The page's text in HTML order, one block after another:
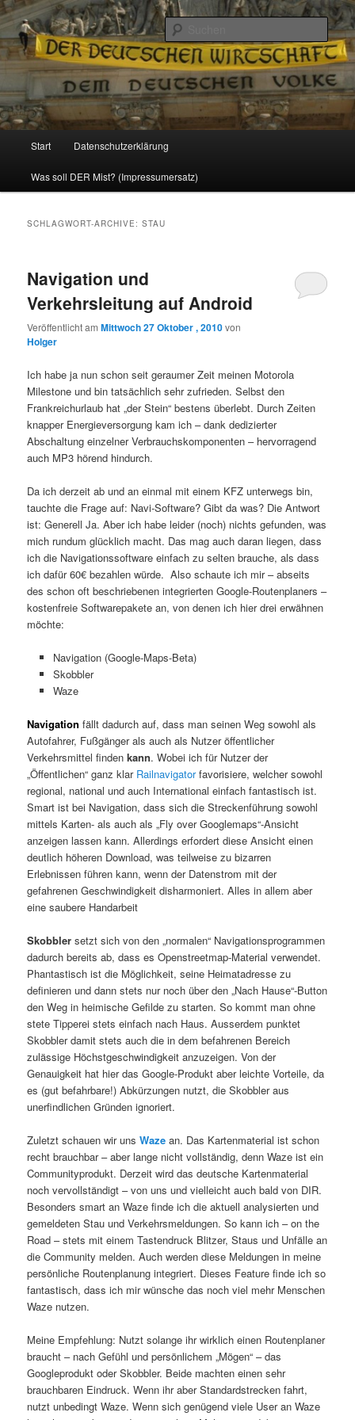
Reizzentrum
Politik, Wirtschaft, Soziales und Gesellschaft
Zum
Inhalt
Zum
sekundären
Start Datenschutzerklärung
Was soll DER Mist? (Impressumersatz)
SCHLAGWORT-ARCHIVE:STAU
Navigation und
Verkehrsleitung auf Android
Veröffentlicht amMittwoch 27 Oktober , 2010von
Holger
Ich habe ja nun schon seit geraumer Zeit meinen Motorola
Milestone und bin tatsächlich sehr zufrieden. Selbst den
Frankreichurlaub hat „der Stein“ bestens überlebt. Durch Zeiten
knapper Energieversorgung kam ich – dank dedizierter
Abschaltung einzelner Verbrauchskomponenten – hervorragend
auch MP3 hörend hindurch.
Da ich derzeit ab und an einmal mit einem KFZ unterwegs bin,
tauchte die Frage auf: Navi-Software? Gibt da was? Die Antwort
ist: Generell Ja. Aber ich habe leider (noch) nichts gefunden, was
mich rundum glücklich macht. Das mag auch daran liegen, dass
ich die Navigationssoftware einfach zu selten brauche, als dass
ich dafür 60€ bezahlen würde. Also schaute ich mir – abseits
des schon oft beschriebenen integrierten Google-Routenplaners –
kostenfreie Softwarepakete an, von denen ich hier drei erwähnen
möchte:
Navigation (Google-Maps-Beta)
Skobbler
Waze
Navigation fällt dadurch auf, dass man seinen Weg sowohl als
Autofahrer, Fußgänger als auch als Nutzer öffentlicher
Verkehrsmittel findenkann. Wobei ich für Nutzer der
„Öffentlichen“ ganz klar Railnavigatorfavorisiere, welcher sowohl
regional, national und auch International einfach fantastisch ist.
Smart ist bei Navigation, dass sich die Streckenführung sowohl
mittels Karten- als auch als „Fly over Googlemaps“-Ansicht
anzeigen lassen kann. Allerdings erfordert diese Ansicht einen
deutlich höheren Download, was teilweise zu bizarren
Erlebnissen führen kann, wenn der Datenstrom mit der
gefahrenen Geschwindigkeit disharmoniert. Alles in allem aber
eine saubere Handarbeit
Skobbler setzt sich von den „normalen“ Navigationsprogrammen
dadurch bereits ab, dass es Openstreetmap-Material verwendet.
Phantastisch ist die Möglichkeit, seine Heimatadresse zu
definieren und dann stets nur noch über den „Nach Hause“-Button
den Weg in heimische Gefilde zu starten. So kommt man ohne
stete Tipperei stets einfach nach Haus. Ausserdem punktet
Skobbler damit stets auch die in dem befahrenen Bereich
zulässige Höchstgeschwindigkeit anzuzeigen. Von der
Genauigkeit hat hier das Google-Produkt aber leichte Vorteile, da
es (gut befahrbare!) Abkürzungen nutzt, die Skobbler aus
unerfindlichen Gründen ignoriert.
Zuletzt schauen wir unsWaze an. Das Kartenmaterial ist schon
recht brauchbar – aber lange nicht vollständig, denn Waze ist ein
Communityprodukt. Derzeit wird das deutsche Kartenmaterial
noch vervollständigt – von uns und vielleicht auch bald von DIR.
Besonders smart an Waze finde ich die aktuell analysierten und
gemeldeten Stau und Verkehrsmeldungen. So kann ich – on the
Road – stets mit einem Tastendruck Blitzer, Staus und Unfälle an
die Community melden. Auch werden diese Meldungen in meine
persönliche Routenplanung integriert. Dieses Feature finde ich so
fantastisch, dass ich mir wünsche das noch viel mehr Menschen
Waze nutzen.
Meine Empfehlung: Nutzt solange ihr wirklich einen Routenplaner
braucht – nach Gefühl und persönlichem „Mögen“ – das
Googleprodukt oder Skobbler. Beide machten einen sehr
brauchbaren Eindruck. Wenn ihr aber Standardstrecken fahrt,
nutzt unbedingt Waze. Wenn sich genügend viele User an Waze